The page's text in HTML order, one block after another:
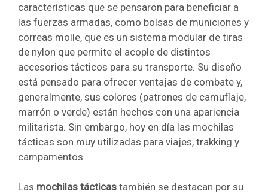
características que se pensaron para beneficiar a
las fuerzas armadas, como bolsas de municiones y
correas molle, que es un sistema modular de tiras
de nylon que permite el acople de distintos
accesorios tácticos para su transporte. Su diseño
está pensado para ofrecer ventajas de combate y,
generalmente, sus colores (patrones de camuflaje,
marrón o verde) están hechos con una apariencia
militarista. Sin embargo, hoy en día las mochilas
tácticas son muy utilizadas para viajes, trakking y
campamentos.
Las mochilas tácticas también se destacan por su